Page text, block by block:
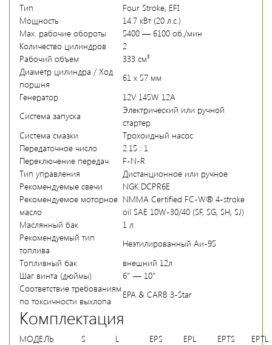
Тип
Four Stroke, EFI
Мощность
14.7 кВт (20 л.с.)
Мах. рабочие обороты
5400 — 6100 об./мин
Количество цилиндров
2
Рабочий объем
333 см³
Диаметр цилиндра / Ход
поршня
61 x 57 мм
Генератор
12V 145W 12A
Система запуска
Электрический или ручной
стартер
Система смазки
Трохоидный насос
Передаточное число
2.15 : 1
Переключение передач
F-N-R
Тип управления
Дистанционное или ручное
Рекомендуемые свечи
NGK DCPR6E
Рекомендуемое моторное
масло
NMMA Certified FC-W® 4-stroke
oil SAE 10W-30/40 (SF, SG, SH, SJ)
Маслянный бак
1 л
Рекомендуемый тип
топлива
Неэтилированный Аи-95
Топливный бак
внешний 12л
Шаг винта (дюймы)
6″ — 10″
Соответствие требованиям
по токсичности выхлопа
EPA & CARB 3-Star
Комплектация
МОДЕЛЬ S L EPS EPL EPTS
EPTL